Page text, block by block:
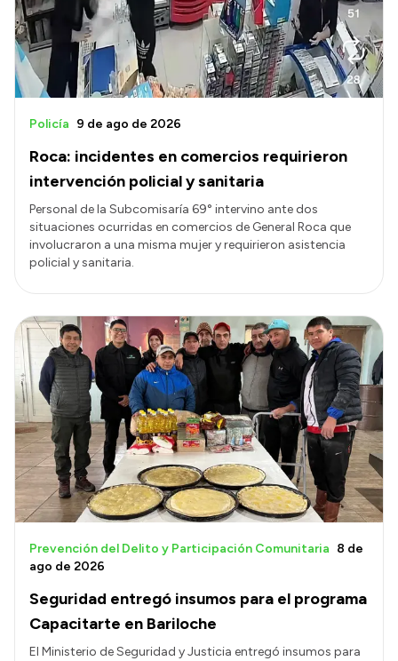
Roca: incidentes en comercios requirieron
intervención policial y sanitaria
Policía 9 de ago de 2026
Personal de la Subcomisaría 69° intervino ante dos
situaciones ocurridas en comercios de General Roca que
involucraron a una misma mujer y requirieron asistencia
policial y sanitaria.
Seguridad entregó insumos para el programa
Capacitarte en Bariloche
Prevención del Delito y Participación Comunitaria 8 de
ago de 2026
El Ministerio de Seguridad y Justicia entregó insumos para